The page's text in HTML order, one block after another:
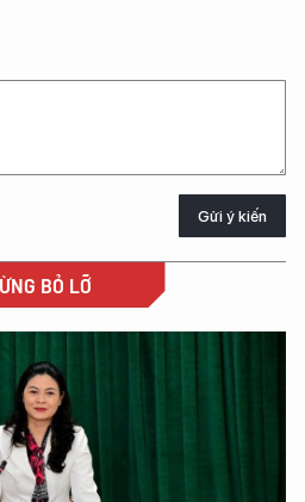
Gửi ý kiến
BỎ LỠ